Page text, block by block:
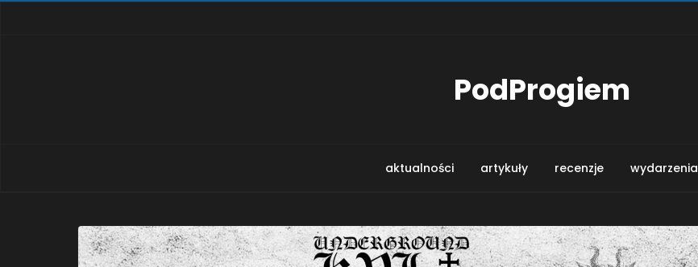
PodProgiem
aktualności artykuły recenzje wydarzenia